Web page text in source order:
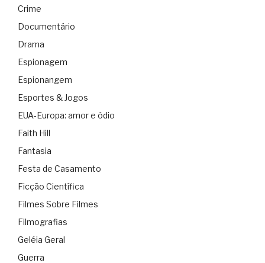
Crime
Documentário
Drama
Espionagem
Espionangem
Esportes & Jogos
EUA-Europa: amor e ódio
Faith Hill
Fantasia
Festa de Casamento
Ficção Científica
Filmes Sobre Filmes
Filmografias
Geléia Geral
Guerra